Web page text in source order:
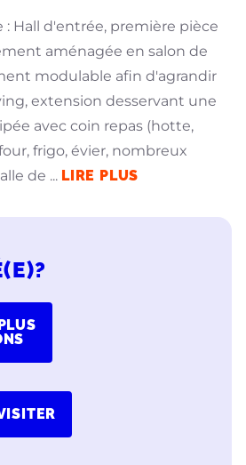
: Hall d'entrée, première pièce
aménagée en salon de
modulable afin d'agrandir
extension desservant une
avec coin repas (hotte,
frigo, évier, nombreux
de ... LIRE PLUS